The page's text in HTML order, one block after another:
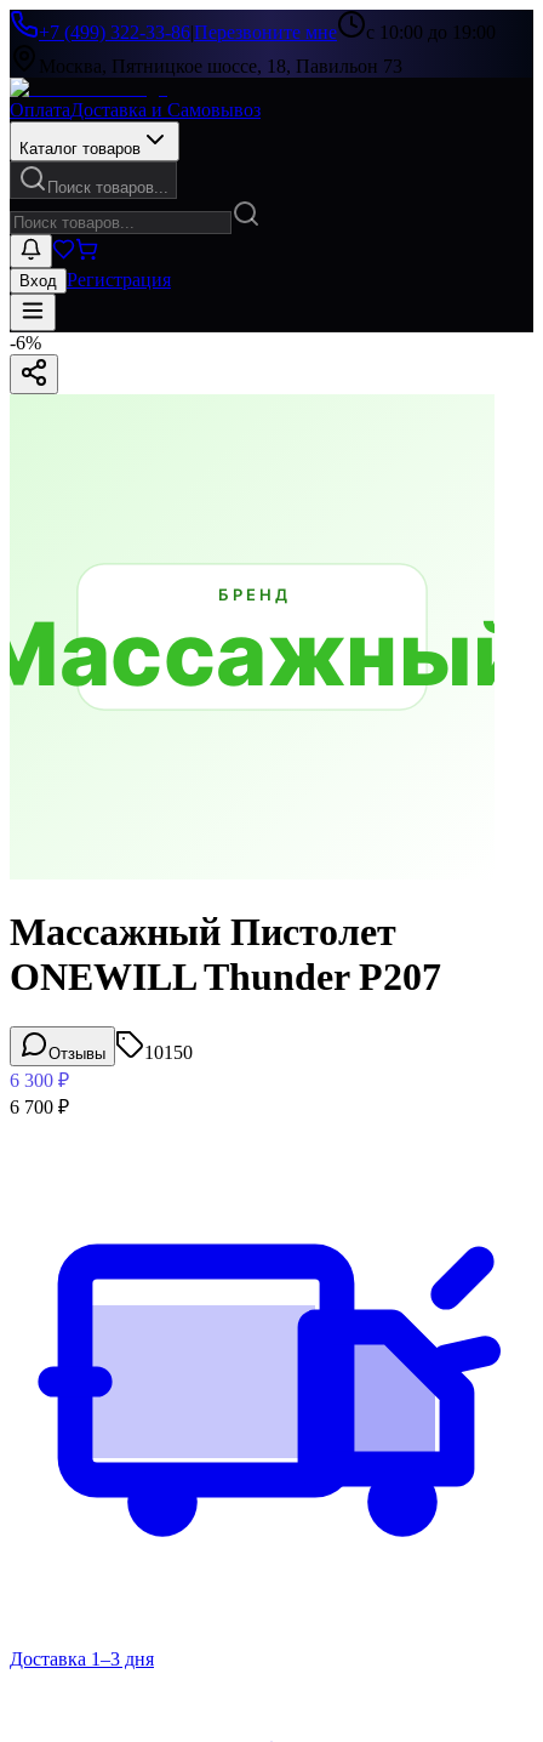
+7 (499) 322-33-86|Перезвоните мне
с 10:00 до 19:00
Москва, Пятницкое шоссе, 18, Павильон 73
ОплатаДоставка и Самовывоз
Каталог товаров
Поиск товаров...
Вход Регистрация
-6%
Массажный Пистолет
ONEWILL Thunder P207
Отзывы
10150
6 300 ₽
6 700 ₽
Доставка 1–3 дня